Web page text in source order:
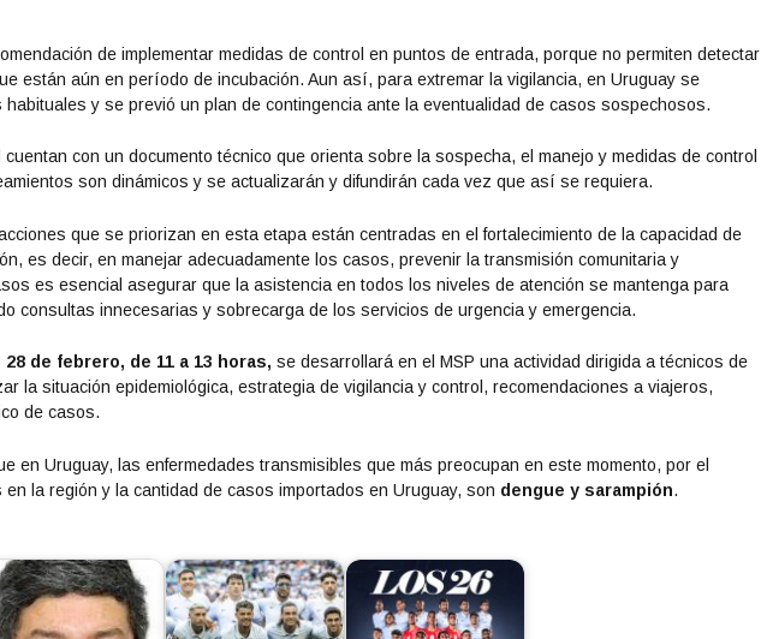
de implementar medidas de control en puntos de entrada, porque no permiten detectar
están aún en período de incubación. Aun así, para extremar la vigilancia, en Uruguay se
habituales y se previó un plan de contingencia ante la eventualidad de casos sospechosos.
con un documento técnico que orienta sobre la sospecha, el manejo y medidas de control
son dinámicos y se actualizarán y difundirán cada vez que así se requiera.
que se priorizan en esta etapa están centradas en el fortalecimiento de la capacidad de
es decir, en manejar adecuadamente los casos, prevenir la transmisión comunitaria y
es esencial asegurar que la asistencia en todos los niveles de atención se mantenga para
consultas innecesarias y sobrecarga de los servicios de urgencia y emergencia.
de febrero, de 11 a 13 horas, se desarrollará en el MSP una actividad dirigida a técnicos de
la situación epidemiológica, estrategia de vigilancia y control, recomendaciones a viajeros,
de casos.
en Uruguay, las enfermedades transmisibles que más preocupan en este momento, por el
la región y la cantidad de casos importados en Uruguay, son dengue y sarampión.